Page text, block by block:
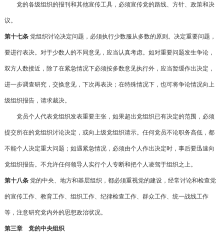
党的各级组织的报刊和其他宣传工具，必须宣传党的路线、方针、政策和决
议。
第十七条 党组织讨论决定问题，必须执行少数服从多数的原则。决定重要问题，
要进行表决。对于少数人的不同意见，应当认真考虑。如对重要问题发生争论，
双方人数接近，除了在紧急情况下必须按多数意见执行外，应当暂缓作出决定，
进一步调查研究，交换意见，下次再表决；在特殊情况下，也可将争论情况向上
级组织报告，请求裁决。
党员个人代表党组织发表重要主张，如果超出党组织已有决定的范围，必须
提交所在的党组织讨论决定，或向上级党组织请示。任何党员不论职务高低，都
不能个人决定重大问题；如遇紧急情况，必须由个人作出决定时，事后要迅速向
党组织报告。不允许任何领导人实行个人专断和把个人凌驾于组织之上。
第十八条 党的中央、地方和基层组织，都必须重视党的建设，经常讨论和检查党
的宣传工作、教育工作、组织工作、纪律检查工作、群众工作、统一战线工作
等，注意研究党内外的思想政治状况。
第三章 党的中央组织